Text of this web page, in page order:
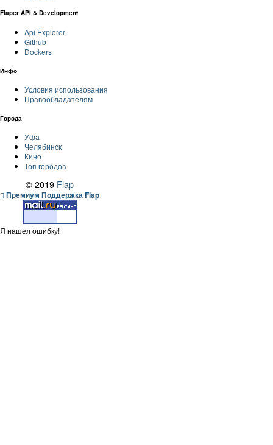
Flaper API & Development
Api Explorer
Github
Dockers
Инфо
Условия использования
Правообладателям
Города
Уфа
Челябинск
Кино
Топ городов
© 2019 Flap
Премиум Поддержка Flap
Я нашел ошибку!